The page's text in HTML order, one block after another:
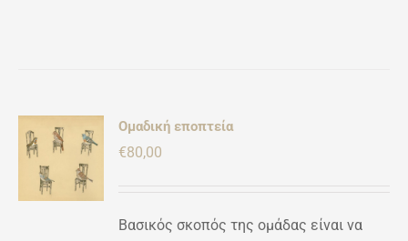
Ομαδική εποπτεία
€80,00
Βασικός σκοπός της ομάδας είναι να